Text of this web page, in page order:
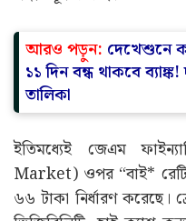
আরও পড়ুন: দেখেশুনে
১১ দিন বন্ধ থাকবে
তালিকা
ইতিমধ্যেই জেএম
Market) ওপর “বাই* রেটিং
৬৬ টাকা নির্ধারণ করেছে।